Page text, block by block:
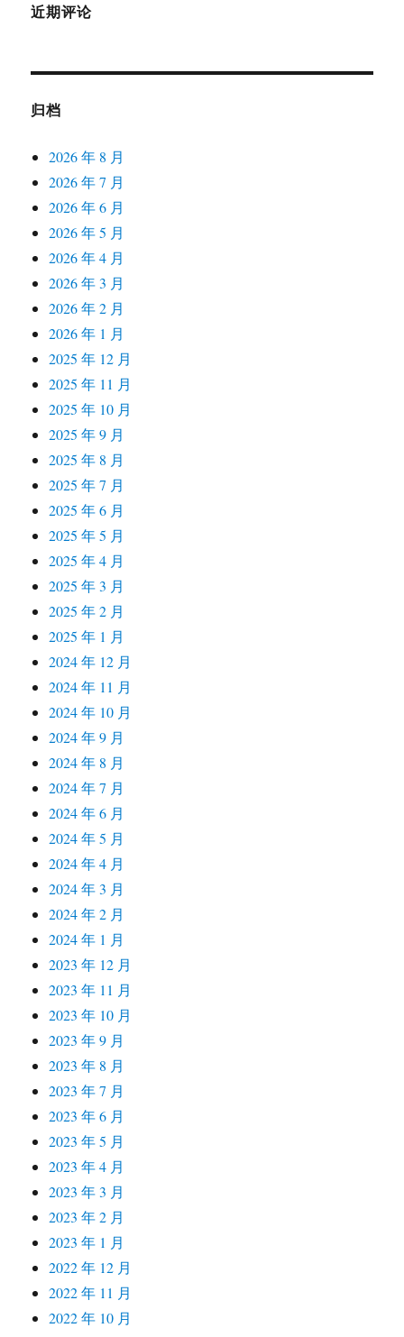
近期评论
归档
2026 年 8 月
2026 年 7 月
2026 年 6 月
2026 年 5 月
2026 年 4 月
2026 年 3 月
2026 年 2 月
2026 年 1 月
2025 年 12 月
2025 年 11 月
2025 年 10 月
2025 年 9 月
2025 年 8 月
2025 年 7 月
2025 年 6 月
2025 年 5 月
2025 年 4 月
2025 年 3 月
2025 年 2 月
2025 年 1 月
2024 年 12 月
2024 年 11 月
2024 年 10 月
2024 年 9 月
2024 年 8 月
2024 年 7 月
2024 年 6 月
2024 年 5 月
2024 年 4 月
2024 年 3 月
2024 年 2 月
2024 年 1 月
2023 年 12 月
2023 年 11 月
2023 年 10 月
2023 年 9 月
2023 年 8 月
2023 年 7 月
2023 年 6 月
2023 年 5 月
2023 年 4 月
2023 年 3 月
2023 年 2 月
2023 年 1 月
2022 年 12 月
2022 年 11 月
2022 年 10 月